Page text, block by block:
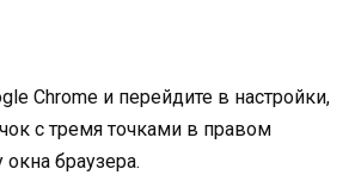
Chrome и перейдите в настройки,
с тремя точками в правом
браузера.